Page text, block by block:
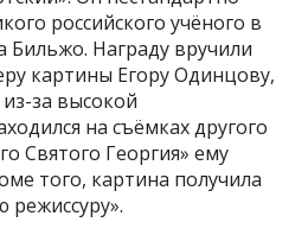
российского учёного в
Бильжо. Награду вручили
картины Егору Одинцову,
за высокой
на съёмках другого
Святого Георгия» ему
того, картина получила
режиссуру».